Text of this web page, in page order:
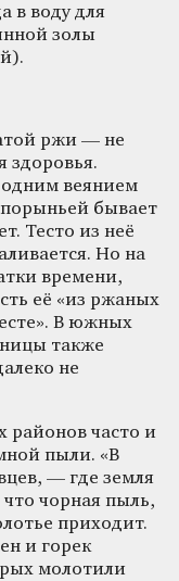
в воду для
золы
ржи — не
здоровья.
веянием
бывает
Тесто из неё
Но на
времени,
её «из ржаных
В южных
также
не
районов часто и
пыли. «В
— где земля
чорная пыль,
приходит.
и горек
молотили